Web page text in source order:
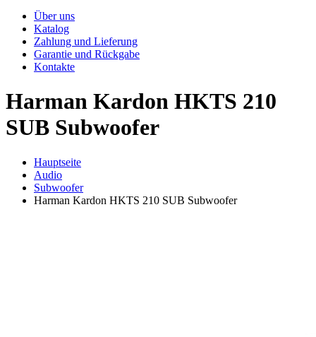
Über uns
Katalog
Zahlung und Lieferung
Garantie und Rückgabe
Kontakte
Harman Kardon HKTS 210
SUB Subwoofer
Hauptseite
Audio
Subwoofer
Harman Kardon HKTS 210 SUB Subwoofer